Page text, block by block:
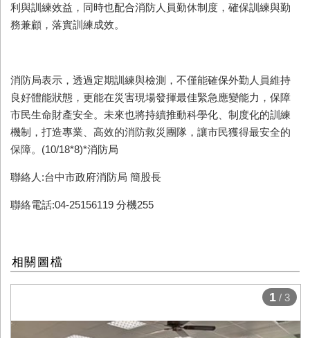
利與訓練效益，同時也配合消防人員勤休制度，確保訓練與勤
務兼顧，落實訓練成效。
消防局表示，透過定期訓練與檢測，不僅能確保外勤人員維持
良好體能狀態，更能在災害現場發揮最佳緊急應變能力，保障
市民生命財產安全。未來也將持續推動科學化、制度化的訓練
機制，打造專業、高效的消防救災團隊，讓市民獲得最安全的
保障。 (10/18*8)*消防局
聯絡人:台中市政府消防局 簡股長
聯絡電話:04-25156119 分機255
相關圖檔
1 / 3